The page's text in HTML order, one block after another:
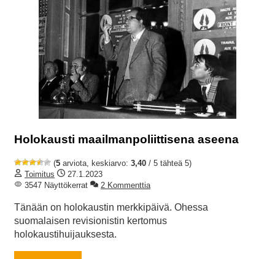
Holokausti maailmanpoliittisena aseena
(5 arviota, keskiarvo: 3,40 / 5 tähteä 5)
Toimitus
27.1.2023
3547 Näyttökerrat
2 Kommenttia
Tänään on holokaustin merkkipäivä. Ohessa
suomalaisen revisionistin kertomus
holokaustihuijauksesta.